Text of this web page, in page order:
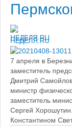
НЕДЕЛЯ.RU
7 апреля в
заместитель
Дмитрий
министр
заместитель
Сергей
Константином